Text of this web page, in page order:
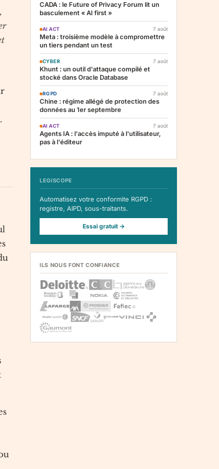
CADA : le Future of Privacy Forum lit un
basculement « AI first »
AI ACT 7 août
Meta : troisième modèle à compromettre
un tiers pendant un test
CYBER 7 août
Khunt : un outil d'attaque compilé et
stocké dans Oracle Database
RGPD 7 août
Chine : régime allégé de protection des
données au 1er septembre
AI ACT 7 août
Agents IA : l'accès imputé à l'utilisateur,
pas à l'éditeur
LEGISCOPE
Automatisez votre conformite RGPD :
registre, AIPD, sous-traitants.
Essai gratuit →
ILS NOUS FONT CONFIANCE